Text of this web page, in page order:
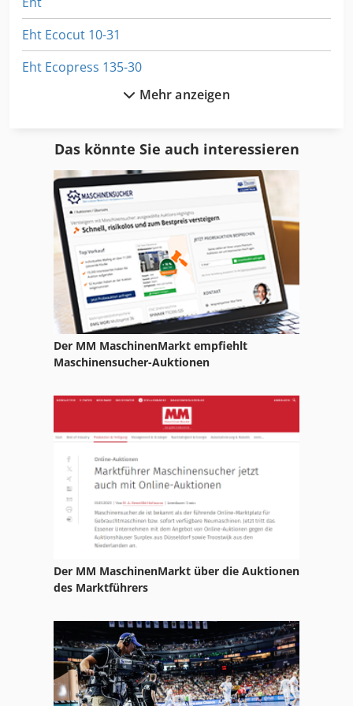
Eht Ecocut 10-31
Eht Ecopress 135-30
Eitec Gmbh
Eks 310
Erba Titan
Euromate Mfd
Eurotec Gleitschleifanlage
Eurotherm
Eurotronic
Imatec Id 175
Tecna
Tecna 7900
Mehr anzeigen
Das könnte Sie auch interessieren
Der MM MaschinenMarkt empfiehlt
Maschinensucher-Auktionen
Der MM MaschinenMarkt über die Auktionen
des Marktführers